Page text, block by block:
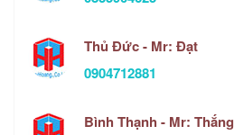
Thủ Đức - Mr: Đạt
0904712881
Bình Thạnh - Mr: Thắng